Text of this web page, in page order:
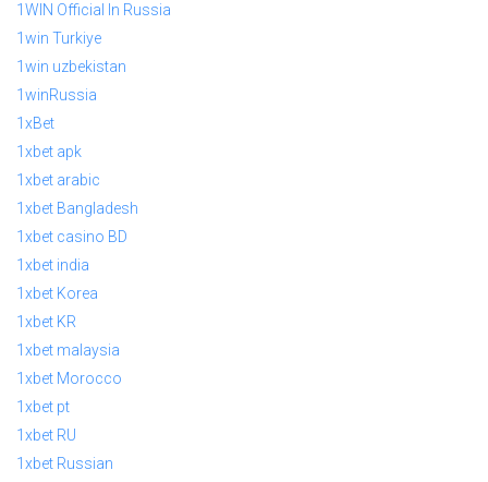
1WIN Official In Russia
1win Turkiye
1win uzbekistan
1winRussia
1xBet
1xbet apk
1xbet arabic
1xbet Bangladesh
1xbet casino BD
1xbet india
1xbet Korea
1xbet KR
1xbet malaysia
1xbet Morocco
1xbet pt
1xbet RU
1xbet Russian